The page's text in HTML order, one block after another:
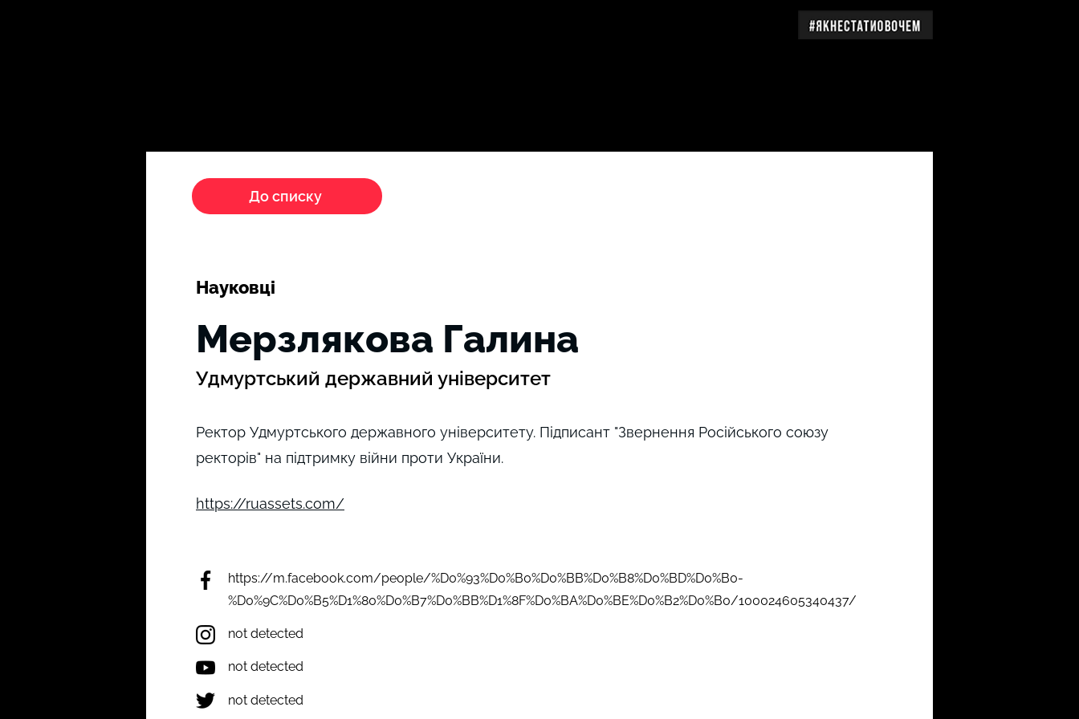
До списку
Науковці
Удмуртський державний університет
Мерзлякова Галина
Ректор Удмуртського державного університету. Підписант "Звернення Російського союзу
ректорів" на підтримку війни проти України.
https://ruassets.com/
https://m.facebook.com/people/%D0%93%D0%B0%D0%BB%D0%B8%D0%BD%D0%B0-
%D0%9C%D0%B5%D1%80%D0%B7%D0%BB%D1%8F%D0%BA%D0%BE%D0%B2%D0%B0/100024605340437/
not detected
not detected
not detected